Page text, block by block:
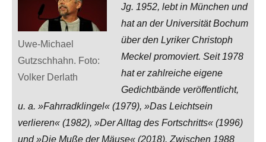
Uwe-Michael
Gutzschhahn. Foto:
Volker Derlath
Jg. 1952, lebt in München und
hat an der Universität Bochum
über den Lyriker Christoph
Meckel promoviert. Seit 1978
hat er zahlreiche eigene
Gedichtbände veröffentlicht,
u. a. »Fahrradklingel« (1979), »Das Leichtsein
verlieren« (1982), »Der Alltag des Fortschritts« (1996)
und »Die Muße der Mäuse« (2018). Zwischen 1988